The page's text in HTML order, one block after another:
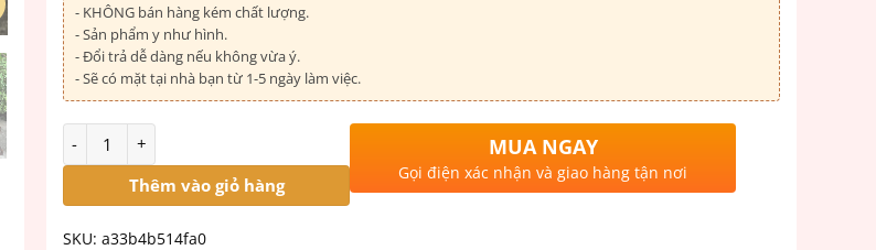
- KHÔNG bán hàng kém chất lượng.
- Sản phẩm y như hình.
- Đổi trả dễ dàng nếu không vừa ý.
- Sẽ có mặt tại nhà bạn từ 1-5 ngày làm việc.
Thêm vào giỏ hàng
MUA NGAY
Gọi điện xác nhận và giao hàng tận nơi
SKU: a33b4b514fa0